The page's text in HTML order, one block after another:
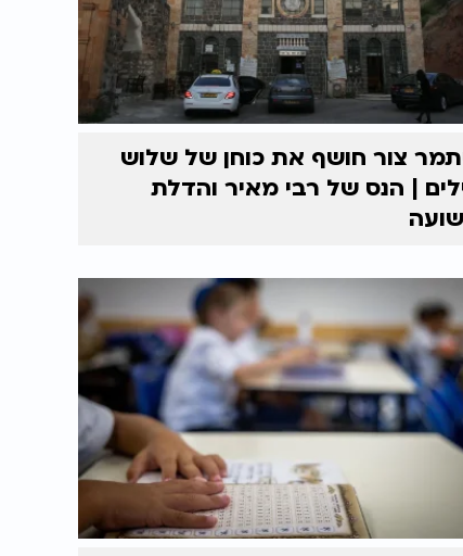
צור חושף את כוחן של שלוש
| הנס של רבי מאיר והדלת